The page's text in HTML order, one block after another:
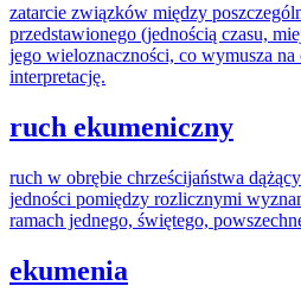
zatarcie związków między
przedstawionego (jednością czasu,
jego wieloznaczności, co wymusza
interpretację.
ruch ekumeniczny
ruch w obrębie chrześcijaństwa
jedności pomiędzy rozlicznymi
ramach jednego, świętego,
ekumenia